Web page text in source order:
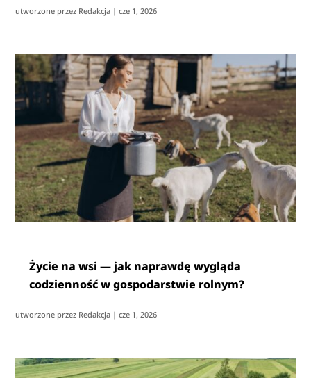
utworzone przez Redakcja |cze 1, 2026
Życie na wsi — jak naprawdę wygląda
codzienność w gospodarstwie rolnym?
utworzone przez Redakcja |cze 1, 2026